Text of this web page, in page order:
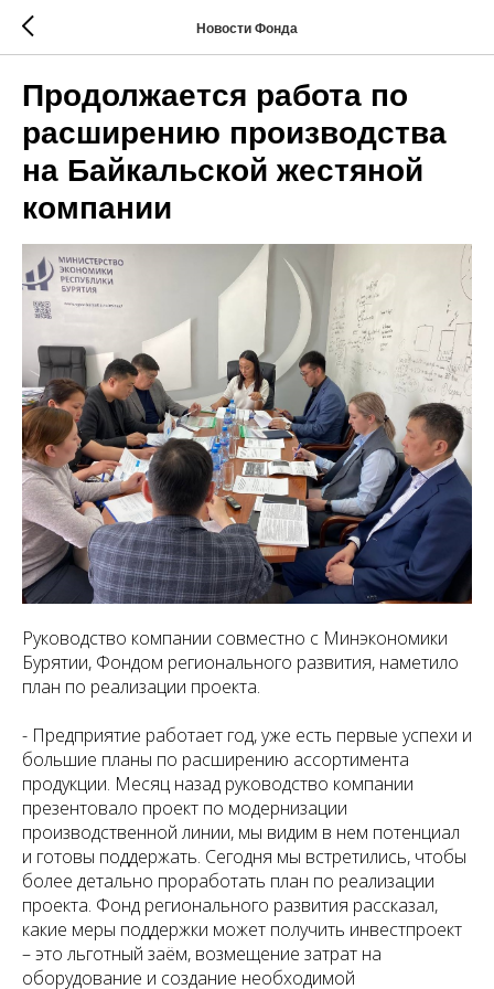
Новости Фонда
Продолжается работа по
расширению производства
на Байкальской жестяной
компании
Руководство компании совместно с Минэкономики
Бурятии, Фондом регионального развития, наметило
план по реализации проекта.
- Предприятие работает год, уже есть первые успехи и
большие планы по расширению ассортимента
продукции. Месяц назад руководство компании
презентовало проект по модернизации
производственной линии, мы видим в нем потенциал
и готовы поддержать. Сегодня мы встретились, чтобы
более детально проработать план по реализации
проекта. Фонд регионального развития рассказал,
какие меры поддержки может получить инвестпроект
– это льготный заём, возмещение затрат на
оборудование и создание необходимой